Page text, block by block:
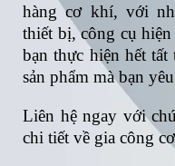
hàng cơ khí, với
thiết bị, công cụ
bạn thực hiện hết tất
sản phẩm mà bạn
Liên hệ ngay với
chi tiết về gia công